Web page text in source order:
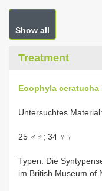
Show all
Treatment
Eoophyla ceratucha
Untersuchtes Material:
25 ♂♂; 34 ♀♀
Typen: Die
im British Museum of